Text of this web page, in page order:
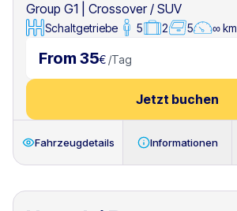
Group G1
Crossover / SUV
Schaltgetriebe 5 2 5 ∞ km
From 35€ /Tag
Jetzt buchen
Fahrzeugdetails Informationen